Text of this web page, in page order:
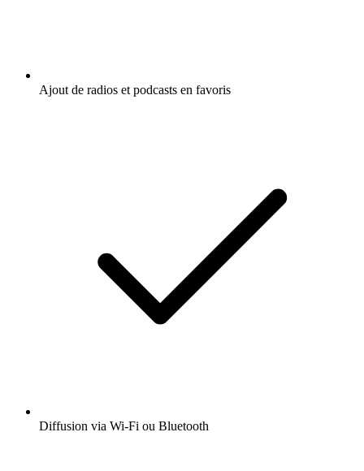
Ajout de radios et podcasts en favoris
Diffusion via Wi-Fi ou Bluetooth